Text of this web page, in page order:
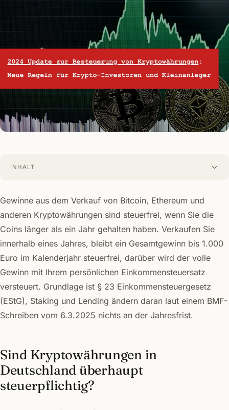
INHALT
Gewinne aus dem Verkauf von Bitcoin, Ethereum und
anderen Kryptowährungen sind steuerfrei, wenn Sie die
Coins länger als ein Jahr gehalten haben. Verkaufen Sie
innerhalb eines Jahres, bleibt ein Gesamtgewinn bis 1.000
Euro im Kalenderjahr steuerfrei, darüber wird der volle
Gewinn mit Ihrem persönlichen Einkommensteuersatz
versteuert. Grundlage ist § 23 Einkommensteuergesetz
(EStG), Staking und Lending ändern daran laut einem BMF-
Schreiben vom 6.3.2025 nichts an der Jahresfrist.
Sind Kryptowährungen in
Deutschland überhaupt
steuerpflichtig?